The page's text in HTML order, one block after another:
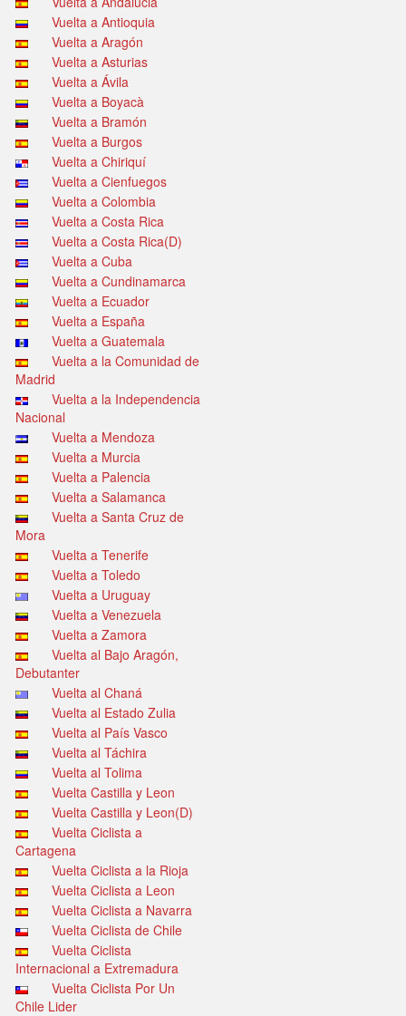
Vuelta a Antioquia
Vuelta a Aragón
Vuelta a Asturias
Vuelta a Ávila
Vuelta a Boyacà
Vuelta a Bramón
Vuelta a Burgos
Vuelta a Chiriquí
Vuelta a Cienfuegos
Vuelta a Colombia
Vuelta a Costa Rica
Vuelta a Costa Rica(D)
Vuelta a Cuba
Vuelta a Cundinamarca
Vuelta a Ecuador
Vuelta a España
Vuelta a Guatemala
Vuelta a la Comunidad de
Madrid
Vuelta a la Independencia
Nacional
Vuelta a Mendoza
Vuelta a Murcia
Vuelta a Palencia
Vuelta a Salamanca
Vuelta a Santa Cruz de
Mora
Vuelta a Tenerife
Vuelta a Toledo
Vuelta a Uruguay
Vuelta a Venezuela
Vuelta a Zamora
Vuelta al Bajo Aragón,
Debutanter
Vuelta al Chaná
Vuelta al Estado Zulia
Vuelta al País Vasco
Vuelta al Táchira
Vuelta al Tolima
Vuelta Castilla y Leon
Vuelta Castilla y Leon(D)
Vuelta Ciclista a
Cartagena
Vuelta Ciclista a la Rioja
Vuelta Ciclista a Leon
Vuelta Ciclista a Navarra
Vuelta Ciclista de Chile
Vuelta Ciclista
Internacional a Extremadura
Vuelta Ciclista Por Un
Chile Lider